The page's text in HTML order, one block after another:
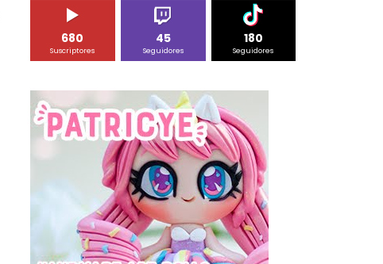
680
Suscriptores
45
Seguidores
180
Seguidores